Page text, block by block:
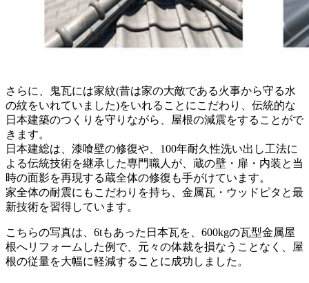
さらに、鬼瓦には家紋(昔は家の大敵である火事から守る水
の紋をいれていました)をいれることにこだわり、伝統的な
日本建築のつくりを守りながら、屋根の減震をすることがで
きます。
日本建総は、漆喰壁の修復や、100年耐久性洗い出し工法に
よる伝統技術を継承した専門職人が、蔵の壁・扉・内装と当
時の面影を再現する蔵全体の修復も手がけています。
家全体の耐震にもこだわりを持ち、金属瓦・ウッドピタと最
新技術を習得しています。
こちらの写真は、6tもあった日本瓦を、600kgの瓦型金属屋
根へリフォームした例で、元々の体裁を損なうことなく、屋
根の従量を大幅に軽減することに成功しました。